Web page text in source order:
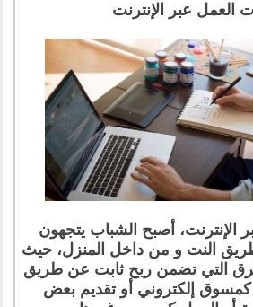
العمل عبر الإنترنت
الإنترنت، أصبح الشباب يتجهون
النت و من داخل المنزل، حيث
التي تضمن ربح ثابت عن طريق
كمسوق إلكتروني أو تقديم بعض